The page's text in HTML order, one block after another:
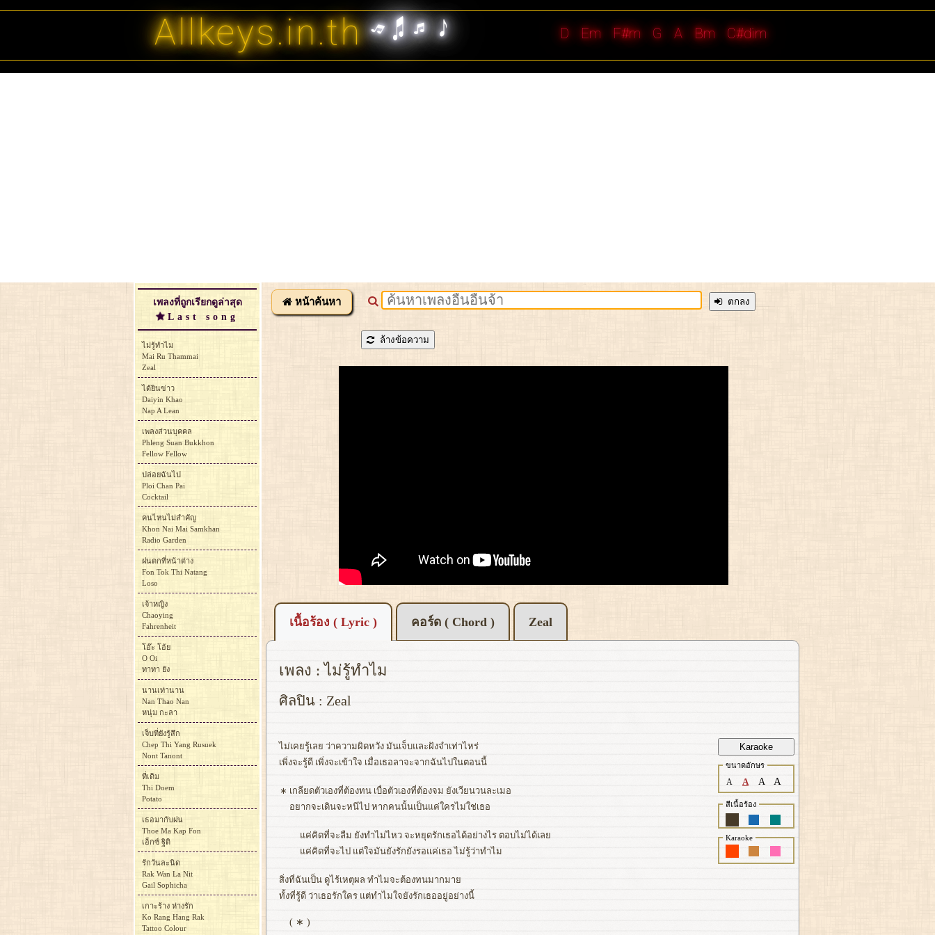
Allkeys.in.th D Em F#m G A Bm C#dim
หน้าค้นหา ตกลง
ล้างข้อความ
เนื้อร้อง ( Lyric ) คอร์ด ( Chord ) Zeal
เพลง : ไม่รู้ทำไม
ศิลปิน : Zeal
Karaoke
ขนาดอักษร
A A A A
สีเนื้อร้อง
Karaoke
ไม่เคยรู้เลย ว่าความผิดหวัง มันเจ็บและฝังจำเท่าไหร่
เพิ่งจะรู้ดี เพิ่งจะเข้าใจ เมื่อเธอลาจะจากฉันไปในตอนนี้
∗ เกลียดตัวเองที่ต้องทน เบื่อตัวเองที่ต้องจม ยังเวียนวนละเมอ
อยากจะเดินจะหนีไป หากคนนั้นเป็นแค่ใครไม่ใช่เธอ
แค่คิดที่จะลืม ยังทำไม่ไหว จะหยุดรักเธอได้อย่างไร ตอบไม่ได้เลย
แค่คิดที่จะไป แต่ใจมันยังรักยังรอแค่เธอ ไม่รู้ว่าทำไม
สิ่งที่ฉันเป็น ดูไร้เหตุผล ทำไมจะต้องทนมากมาย
ทั้งที่รู้ดี ว่าเธอรักใคร แต่ทำไมใจยังรักเธออยู่อย่างนี้
( ∗ )
เพลงที่ถูกเรียกดูล่าสุด
Last song
ไม่รู้ทำไม
Mai Ru Thammai
Zeal
ได้ยินข่าว
Daiyin Khao
Nap A Lean
เพลงส่วนบุคคล
Phleng Suan Bukkhon
Fellow Fellow
ปล่อยฉันไป
Ploi Chan Pai
Cocktail
คนไหนไม่สำคัญ
Khon Nai Mai Samkhan
Radio Garden
ฝนตกที่หน้าต่าง
Fon Tok Thi Natang
Loso
เจ้าหญิง
Chaoying
Fahrenheit
โอ๊ะ โอ้ย
O Oi
ทาทา ยัง
นานเท่านาน
Nan Thao Nan
หนุ่ม กะลา
เจ็บที่ยังรู้สึก
Chep Thi Yang Rusuek
Nont Tanont
ที่เดิม
Thi Doem
Potato
เธอมากับฝน
Thoe Ma Kap Fon
เอ็กซ์ ฐิติ
รักวันละนิด
Rak Wan La Nit
Gail Sophicha
เกาะร้าง ห่างรัก
Ko Rang Hang Rak
Tattoo Colour